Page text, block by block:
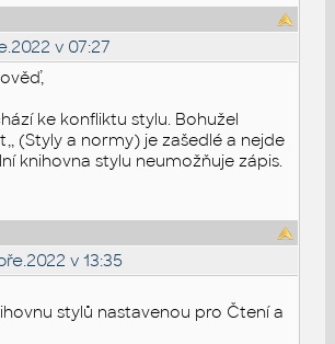
v 07:27
ke konfliktu stylu. Bohužel
(Styly a normy) je zašedlé a nejde
knihovna stylu neumožňuje zápis.
v 13:35
stylů nastavenou pro Čtení a